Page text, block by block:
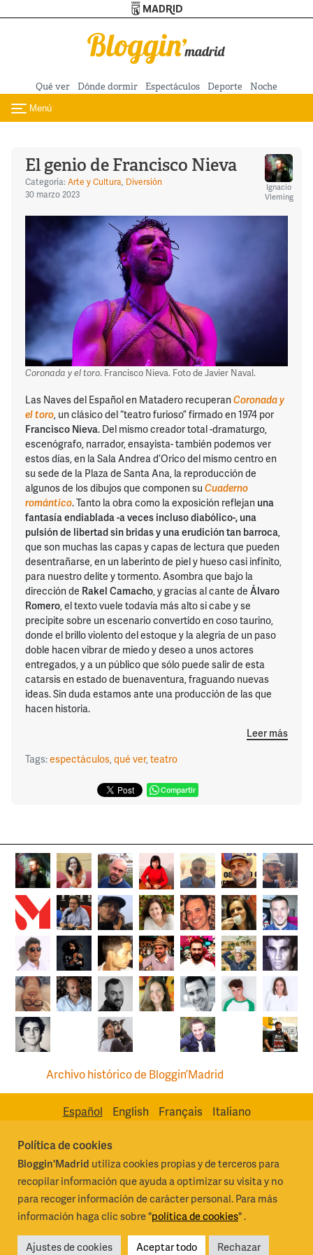
Pasar al contenido principal
Qué ver Dónde dormir Espectáculos Deporte Noche
Toggle navigation
Menú
El genio de Francisco Nieva
Categoría: Arte y Cultura, Diversión
30 marzo 2023
Ignacio
Vleming
Coronada y el toro. Francisco Nieva. Foto de Javier Naval.
Las Naves del Español en Matadero recuperanCoronada y
el toro, un clásico del “teatro furioso” firmado en 1974 por
Francisco Nieva. Del mismo creador total -dramaturgo,
escenógrafo, narrador, ensayista- también podemos ver
estos días, en la Sala Andrea d’Orico del mismo centro en
su sede de la Plaza de Santa Ana, la reproducción de
algunos de los dibujos que componen su Cuaderno
romántico. Tanto la obra como la exposición reflejan una
fantasía endiablada -a veces incluso diabólico-, una
pulsión de libertad sin bridas y una erudición tan barroca,
que son muchas las capas y capas de lectura que pueden
desentrañarse, en un laberinto de piel y hueso casi infinito,
para nuestro delite y tormento. Asombra que bajo la
dirección de Rakel Camacho, y gracias al cante de Álvaro
Romero, el texto vuele todavía más alto si cabe y se
precipite sobre un escenario convertido en coso taurino,
donde el brillo violento del estoque y la alegría de un paso
doble hacen vibrar de miedo y deseo a unos actores
entregados, y a un público que sólo puede salir de esta
catarsis en estado de buenaventura, fraguando nuevas
ideas. Sin duda estamos ante una producción de las que
hacen historia.
Leer más
Tags:espectáculos,qué ver,teatro
Compartir
Archivo histórico de Bloggin’Madrid
Español English Français Italiano
Madrid Destino Cultura Turismo y Negocio, S.A.
Algunos derechos
reservados 2026
Condiciones generales de uso
Política de privacidad y cookies
Política de cookies
Bloggin'Madrid utiliza cookies propias y de terceros para
recopilar información que ayuda a optimizar su visita y no
para recoger información de carácter personal. Para más
información haga clic sobre "política de cookies" .
Ajustes de cookies Aceptar todo Rechazar